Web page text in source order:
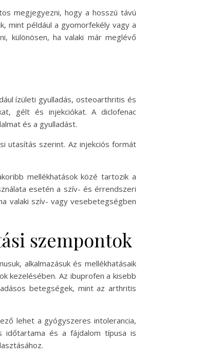
megjegyezni, hogy a hosszú távú
mint például a gyomorfekély vagy a
különösen, ha valaki már meglévő
ízületi gyulladás, osteoarthritis és
gélt és injekciókat. A diclofenac
és a gyulladást.
utasítás szerint. Az injekciós formát
mellékhatások közé tartozik a
esetén a szív- és érrendszeri
valaki szív- vagy vesebetegségben
szempontok
alkalmazásuk és mellékhatásaik
kezelésében. Az ibuprofen a kisebb
betegségek, mint az arthritis
lehet a gyógyszeres intolerancia,
időtartama és a fájdalom típusa is